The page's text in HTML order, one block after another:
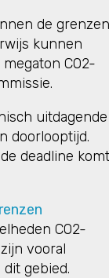
de grenzen
kunnen
CO2-
uitdagende
doorlooptijd.
deadline komt
CO2-
vooral
gebied.